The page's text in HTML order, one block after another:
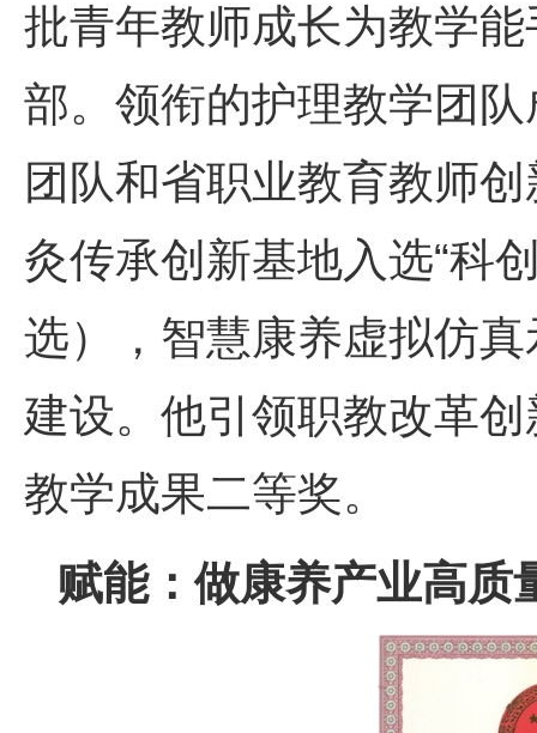
批青年教师成长为教学
部。领衔的护理教学团
团队和省职业教育教师
灸传承创新基地入选“科
选），智慧康养虚拟仿
建设。他引领职教改革
教学成果二等奖。
赋能：做康养产业高质